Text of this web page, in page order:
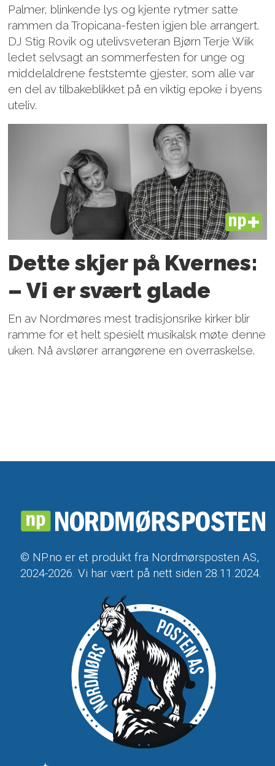
Palmer, blinkende lys og kjente rytmer satte
rammen da Tropicana-festen igjen ble arrangert.
DJ Stig Rovik og utelivsveteran Bjørn Terje Wiik
ledet selvsagt an sommerfesten for unge og
middelaldrene feststemte gjester, som alle var
en del av tilbakeblikket på en viktig epoke i byens
uteliv.
PLUS
Dette skjer på Kvernes:
– Vi er svært glade
En av Nordmøres mest tradisjonsrike kirker blir
ramme for et helt spesielt musikalsk møte denne
uken. Nå avslører arrangørene en overraskelse.
© NP.no er et produkt fra Nordmørsposten AS,
2024-2026. Vi har vært på nett siden 28.11.2024.